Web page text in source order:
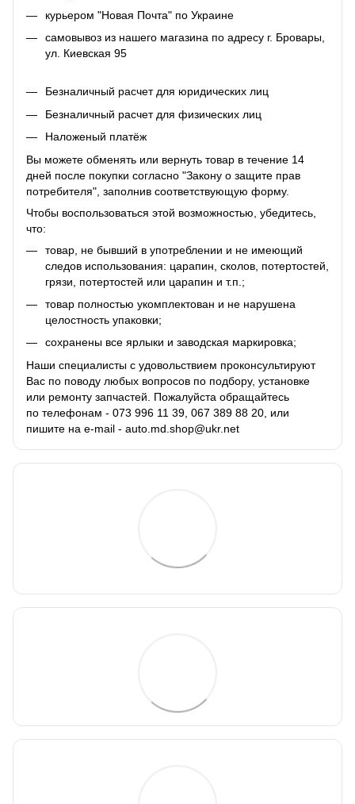
курьером "Новая Почта" по Украине
самовывоз из нашего магазина по адресу г. Бровары,
ул. Киевская 95
Безналичный расчет для юридических лиц
Безналичный расчет для физических лиц
Наложеный платёж
Вы можете обменять или вернуть товар в течение 14
дней после покупки согласно "Закону о защите прав
потребителя", заполнив соответствующую форму.
Чтобы воспользоваться этой возможностью, убедитесь,
что:
товар, не бывший в употреблении и не имеющий
следов использования: царапин, сколов, потертостей,
грязи, потертостей или царапин и т.п.;
товар полностью укомплектован и не нарушена
целостность упаковки;
сохранены все ярлыки и заводская маркировка;
Наши специалисты с удовольствием проконсультируют
Вас по поводу любых вопросов по подбору, установке
или ремонту запчастей. Пожалуйста обращайтесь
по телефонам - 073 996 11 39, 067 389 88 20, или
пишите на e-mail - auto.md.shop@ukr.net